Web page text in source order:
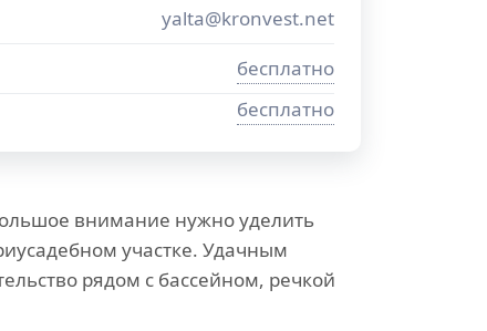
yalta@kronvest.net
бесплатно
бесплатно
внимание нужно уделить
участке. Удачным
рядом с бассейном, речкой